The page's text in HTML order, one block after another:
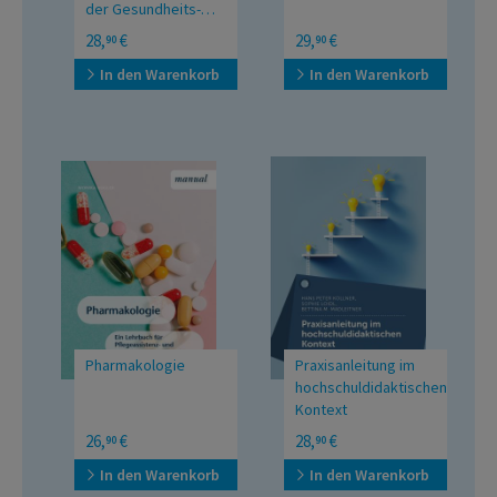
der Gesundheits-
und Krankenpflege
28,90 €
In den Warenkorb
Recherchieren –
Bewerten – Erstellen
29,90 €
In den Warenkorb
Pharmakologie
Ein Lehrbuch für
Pflegeassistenz- und
Sozialbetreuungsberufe
26,90 €
In den Warenkorb
Praxisanleitung im
hochschuldidaktischen
Kontext
Begleitung von
Auszubildenden in die
Gesundheits- und
Krankenpflegepraxis
28,90 €
In den Warenkorb